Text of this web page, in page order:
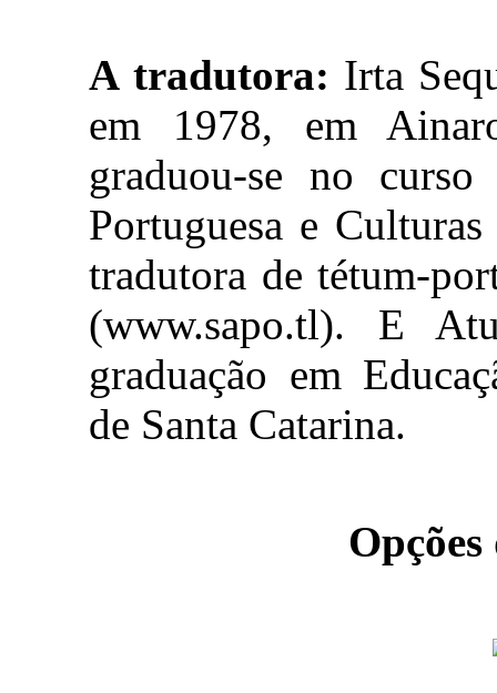
A tradutora: Irta
em 1978, em
graduou-se no
Portuguesa e
tradutora de tétum-
(www.sapo.tl). E
graduação em
de Santa Catarina.